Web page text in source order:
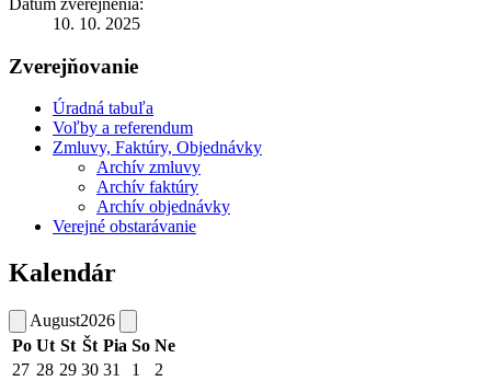
10. 10. 2025
Zverejňovanie
Úradná tabuľa
Voľby a referendum
Zmluvy, Faktúry, Objednávky
Archív zmluvy
Archív faktúry
Archív objednávky
Verejné obstarávanie
Kalendár
August2026
Po Ut St Št Pia So Ne
27 28 29 30 31 1
2